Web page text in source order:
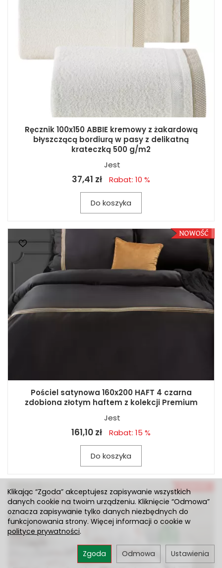
Ręcznik 100x150 ABBIE kremowy z żakardową
błyszczącą bordiurą w pasy z delikatną
krateczką 500 g/m2
Jest
37,41 zł Rabat: 10 %
Do koszyka
Pościel satynowa 160x200 HAFT 4 czarna
zdobiona złotym haftem z kolekcji Premium
Jest
161,10 zł Rabat: 15 %
Do koszyka
Klikając “Zgoda” akceptujesz zapisywanie wszystkich
danych cookie na twoim urządzeniu. Kliknięcie “Odmowa”
oznacza zapisywanie tylko danych niezbędnych do
funkcjonowania strony. Więcej informacji o cookie w
polityce prywatności.
Ustawienia
Odmowa
Zgoda